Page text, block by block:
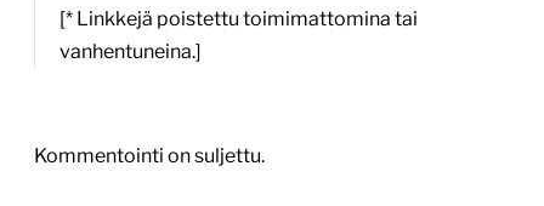
[* Linkkejä poistettu toimimattomina tai
vanhentuneina.]
Kommentointi on suljettu.